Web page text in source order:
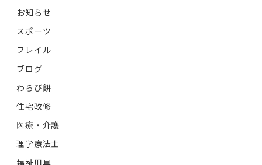
お知らせ
スポーツ
フレイル
ブログ
わらび餅
住宅改修
医療・介護
理学療法士
福祉用具